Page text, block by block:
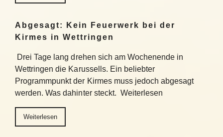
Abgesagt: Kein Feuerwerk bei der
Kirmes in Wettringen
Drei Tage lang drehen sich am Wochenende in
Wettringen die Karussells. Ein beliebter
Programmpunkt der Kirmes muss jedoch abgesagt
werden. Was dahinter steckt. Weiterlesen
Weiterlesen